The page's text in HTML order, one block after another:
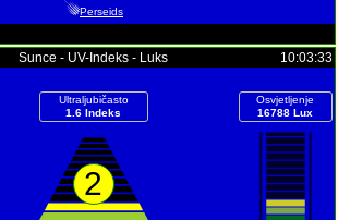
Perseids
Sunce - UV-Indeks - Luks 10:03:33
Ultraljubičasto
1.6 Indeks
2
Osvjetljenje
16788 Lux